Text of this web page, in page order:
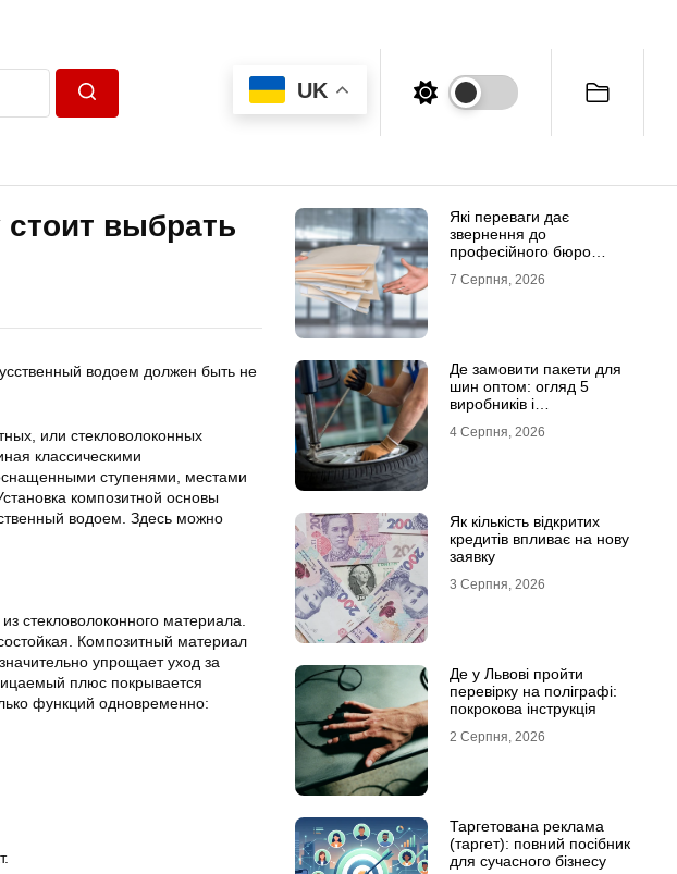
UK
выбрать
водоем должен быть не
или стекловолоконных
классическими
ступенями, местами
композитной основы
водоем. Здесь можно
стекловолоконного материала.
Композитный материал
упрощает уход за
плюс покрывается
функций одновременно:
Які переваги дає
звернення до
професійного бюро
7 Серпня, 2026
Де замовити пакети для
шин оптом: огляд 5
виробників і
4 Серпня, 2026
Як кількість відкритих
кредитів впливає на нову
заявку
3 Серпня, 2026
Де у Львові пройти
перевірку на поліграфі:
покрокова інструкція
2 Серпня, 2026
Таргетована реклама
(таргет): повний посібник
для сучасного бізнесу